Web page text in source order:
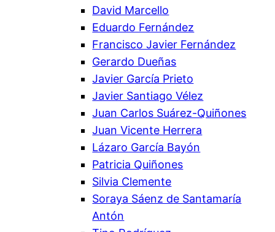
David Marcello
Eduardo Fernández
Francisco Javier Fernández
Gerardo Dueñas
Javier García Prieto
Javier Santiago Vélez
Juan Carlos Suárez-Quiñones
Juan Vicente Herrera
Lázaro García Bayón
Patricia Quiñones
Silvia Clemente
Soraya Sáenz de Santamaría
Antón